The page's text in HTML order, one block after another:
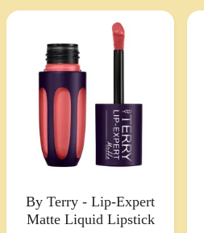
By Terry - Lip-Expert
Matte Liquid Lipstick